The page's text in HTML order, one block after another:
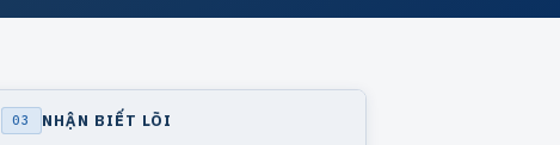
03 NHẬN BIẾT LÕI